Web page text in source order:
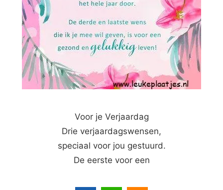
Voor je Verjaardag
Drie verjaardagswensen,
speciaal voor jou gestuurd.
De eerste voor een